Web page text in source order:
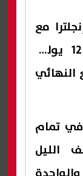
مع
نظيره النرويجي يوم الأحد 12 يوليو
النهائي
في تمام
الليل